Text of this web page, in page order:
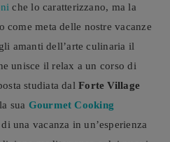
che lo caratterizzano, ma la
come meta delle nostre vacanze
amanti dell’arte culinaria il
unisce il relax a un corso di
studiata dalForte Village
sua Gourmet Cooking
una vacanza in un’esperienza